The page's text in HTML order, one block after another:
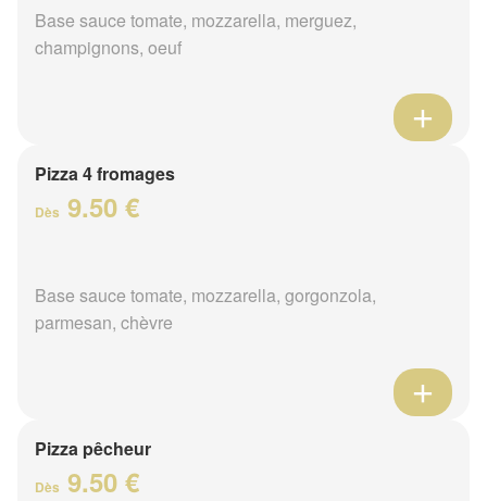
Base sauce tomate, mozzarella, merguez,
champignons, oeuf
Pizza 4 fromages
Dès 9.50 €
Base sauce tomate, mozzarella, gorgonzola,
parmesan, chèvre
Pizza pêcheur
Dès 9.50 €